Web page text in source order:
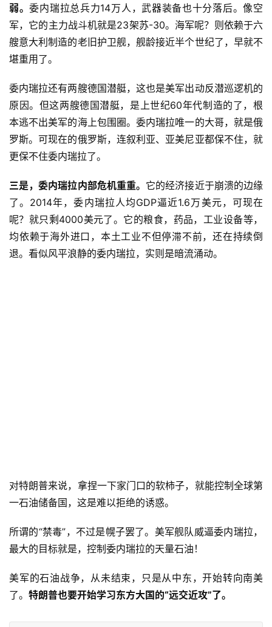
弱。委内瑞拉总兵力14万人，武器装备也十分落后。像空
军，它的主力战斗机就是23架苏-30。海军呢？则依赖于六
艘意大利制造的老旧护卫舰，舰龄接近半个世纪了，早就不
堪重用了。
委内瑞拉还有两艘德国潜艇，这也是美军出动反潜巡逻机的
原因。但这两艘德国潜艇，是上世纪60年代制造的了，根
本逃不出美军的海上包围圈。委内瑞拉唯一的大哥，就是俄
罗斯。可现在的俄罗斯，连叙利亚、亚美尼亚都保不住，就
更保不住委内瑞拉了。
三是，委内瑞拉内部危机重重。 它的经济接近于崩溃的边缘
了。2014年，委内瑞拉人均GDP逼近1.6万美元，可现在
呢？就只剩4000美元了。它的粮食，药品，工业设备等，
均依赖于海外进口，本土工业不但停滞不前，还在持续倒
退。看似风平浪静的委内瑞拉，实则是暗流涌动。
对特朗普来说，拿捏一下家门口的软柿子，就能控制全球第
一石油储备国，这是难以拒绝的诱惑。
所谓的“禁毒”，不过是幌子罢了。美军舰队威逼委内瑞拉，
最大的目标就是，控制委内瑞拉的天量石油！
美军的石油战争，从未结束，只是从中东，开始转向南美
了。 特朗普也要开始学习东方大国的“远交近攻”了。